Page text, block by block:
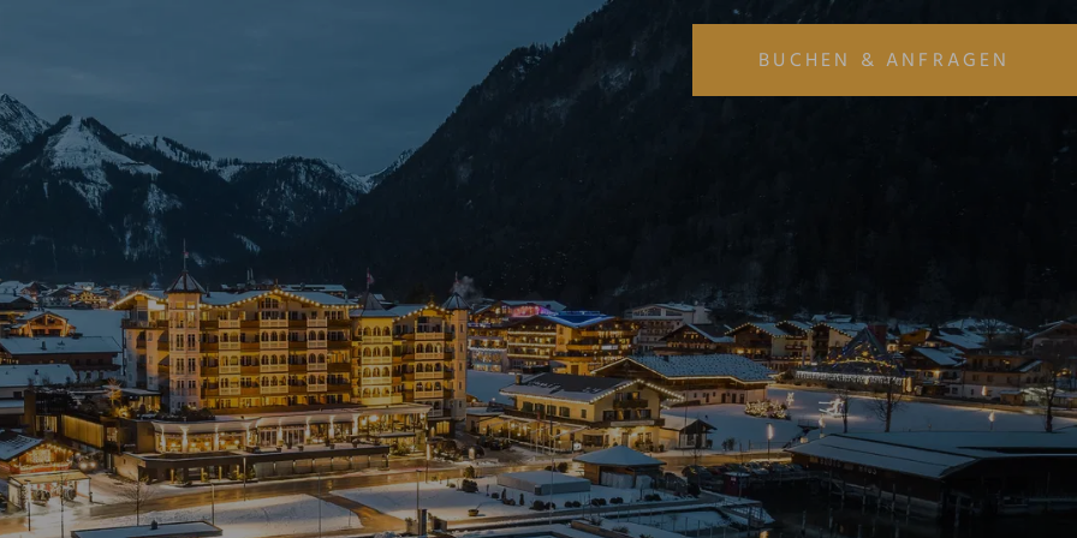
BUCHEN & ANFRAGEN
URLAUB BUCHEN
URLAUB ANFRAGEN